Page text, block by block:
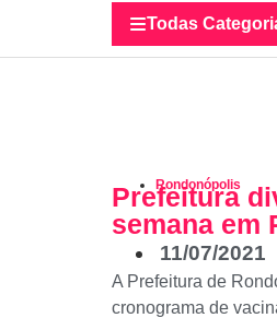
Todas
Rondonópolis
Prefeitura
semana em
11/07/2021
A Prefeitura de
cronograma de